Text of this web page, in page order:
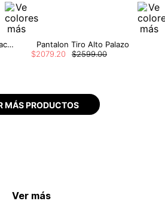
Chaleco Con Bordado Y Taches
Pantalon Tiro Alto Palazo
$2599.00
$2079 20
Ver más